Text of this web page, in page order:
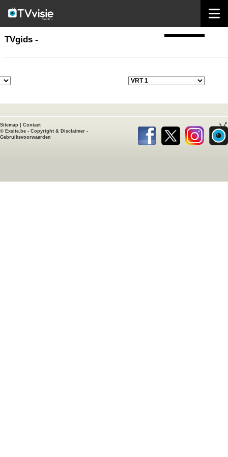
TVgids
TVgids -
Sitemap
Contact
© Exsite.be - Copyright & Disclaimer -
Gebruiksvoorwaarden